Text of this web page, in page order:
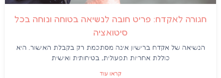
חגורה לאקדח: פריט חובה לנשיאה בטוחה ונוחה בכל
סיטואציה
הנשיאה של אקדח ברישיון אינה מסתכמת רק בקבלת האישור. היא
כוללת אחריות תפעולית, בטיחותית ואישית
קראו עוד